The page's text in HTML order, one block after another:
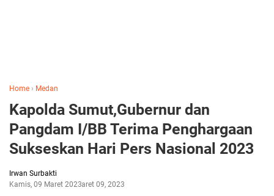
Home › Medan
Kapolda Sumut,Gubernur dan
Pangdam I/BB Terima Penghargaan
Sukseskan Hari Pers Nasional 2023
Irwan Surbakti
Kamis, 09 Maret 2023Maret 09, 2023